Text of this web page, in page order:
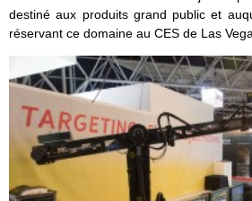
destiné aux produits grand public et
réservant ce domaine au CES de Las